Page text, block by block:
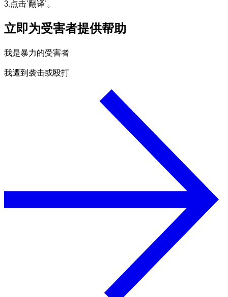
3.点击'翻译'。
立即为受害者提供帮助
我是暴力的受害者
我遭到袭击或殴打